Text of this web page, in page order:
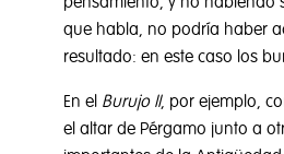
que habla, no podría haber
resultado: en este caso los
En el Burujo II, por ejemplo,
el altar de Pérgamo junto a